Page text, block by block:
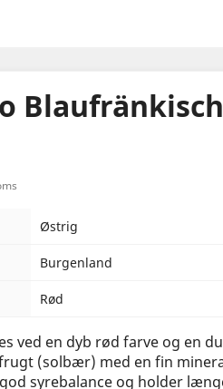
Blaufränkisch
Østrig
Burgenland
Rød
ved en dyb rød farve og en
(solbær) med en fin
syrebalance og holder